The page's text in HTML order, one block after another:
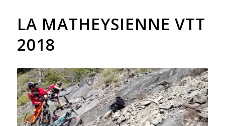
LA MATHEYSIENNE VTT
2018